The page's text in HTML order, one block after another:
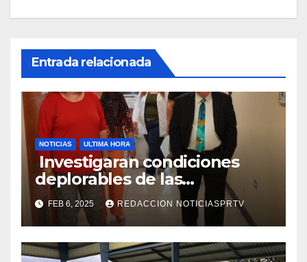
Entrada relacionada
NOTICIAS ULTIMA HORA
Investigaran condiciones
deplorables de las
facilidades el Departamento
de la Salud en Mayagüez
FEB 6, 2025 REDACCION NOTICIASPRTV